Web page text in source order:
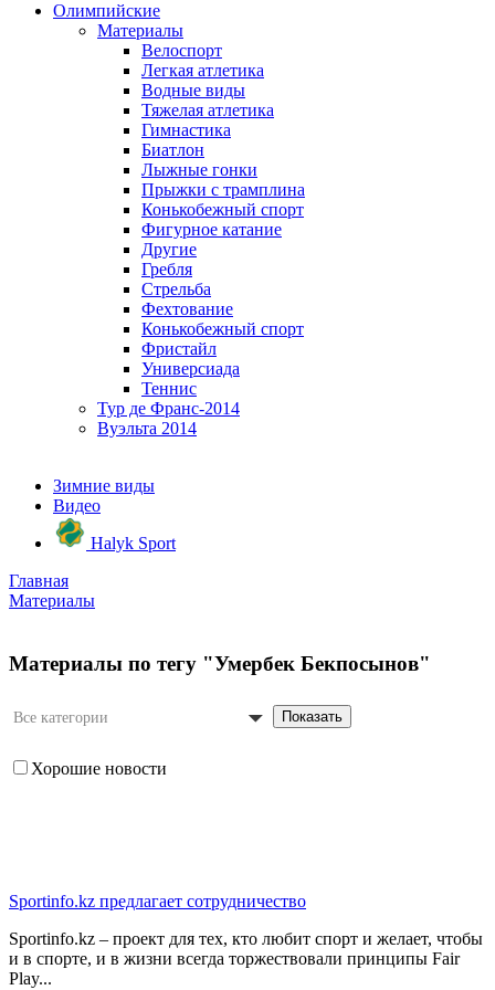
Олимпийские
Материалы
Велоспорт
Легкая атлетика
Водные виды
Тяжелая атлетика
Гимнастика
Биатлон
Лыжные гонки
Прыжки с трамплина
Конькобежный спорт
Фигурное катание
Другие
Гребля
Стрельба
Фехтование
Конькобежный спорт
Фристайл
Универсиада
Теннис
Тур де Франс-2014
Вуэльта 2014
Зимние виды
Видео
Halyk Sport
Главная
Материалы
Материалы по тегу "Умербек Бекпосынов"
Все категории Показать
Хорошие новости
Sportinfo.kz предлагает сотрудничество
Sportinfo.kz – проект для тех, кто любит спорт и желает, чтобы
и в спорте, и в жизни всегда торжествовали принципы Fair
Play...